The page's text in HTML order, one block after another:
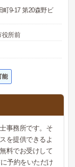
町9-17 第20森野ビ
役所前
能
事務所です。そ
を提供できるよ
料でお受けして
予約をいただけ